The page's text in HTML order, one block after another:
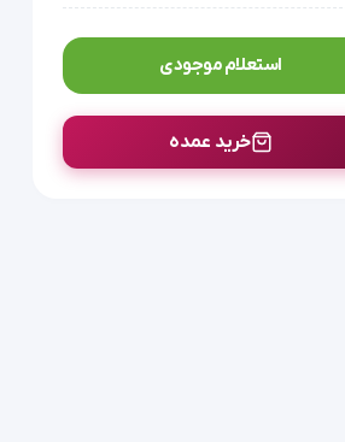
استعلام موجودی
خرید عمده